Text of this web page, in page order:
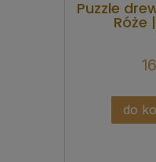
Puzzle
Róże
do